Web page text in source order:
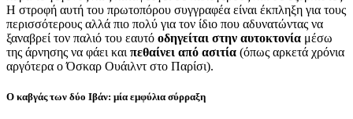
Η στροφή αυτή του πρωτοπόρου συγγραφέα είναι έκπληξη για τους
περισσότερους αλλά πιο πολύ για τον ίδιο που αδυνατώντας να
ξαναβρεί τον παλιό του εαυτό οδηγείται στην αυτοκτονία μέσω
της άρνησης να φάει και πεθαίνει από ασιτία (όπως αρκετά χρόνια
αργότερα ο Όσκαρ Ουάιλντ στο Παρίσι).
Ο καβγάς των δύο Ιβάν: μία εμφύλια σύρραξη